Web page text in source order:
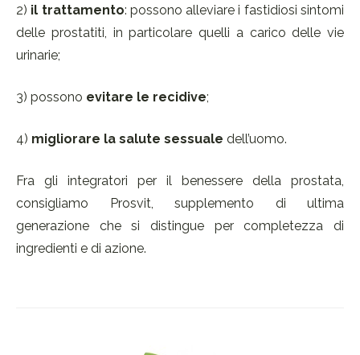
2) il trattamento: possono alleviare i fastidiosi sintomi
delle prostatiti, in particolare quelli a carico delle vie
urinarie;
3) possono evitare le recidive;
4) migliorare la salute sessuale dell’uomo.
Fra gli integratori per il benessere della prostata,
consigliamo Prosvit, supplemento di ultima
generazione che si distingue per completezza di
ingredienti e di azione.